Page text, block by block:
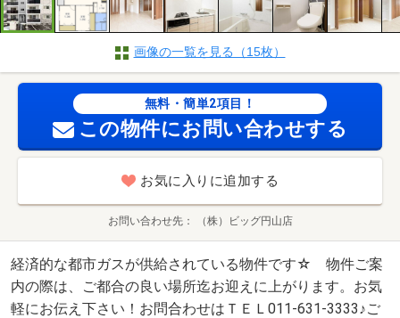
画像の一覧を見る（15枚）
無料・簡単2項目！
この物件にお問い合わせする
お気に入りに追加する
お問い合わせ先 （株）ビッグ円山店
経済的な都市ガスが供給されている物件です☆ 物件ご案
内の際は、ご都合の良い場所迄お迎えに上がります。お気
軽にお伝え下さい！お問合わせはＴＥＬ011-631-3333♪ご